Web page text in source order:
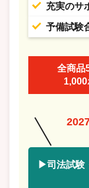
充実のサ
予備試験
全商品
▶司法試験